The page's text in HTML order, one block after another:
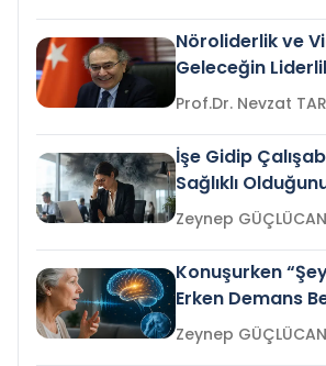
Nöroliderlik ve
Geleceğin
Prof.Dr.
İşe Gidip
Sağlıklı
Gelir mi?Zeynep GÜÇLÜCAN
Konuşurken
Erken Demans
mi?
Zeynep GÜÇLÜCAN